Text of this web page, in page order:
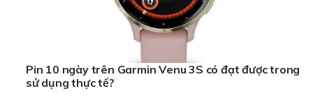
Pin 10 ngày trên Garmin Venu 3S có đạt được trong
sử dụng thực tế?